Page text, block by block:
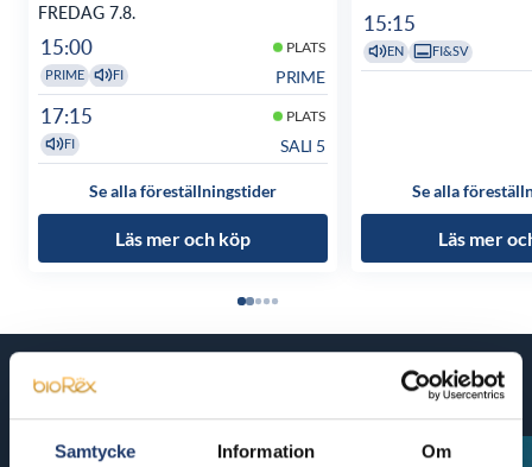
Samtycke Information Om
FREDAG 7.8.
15:00 PLATS
PRIME FI PRIME
17:15 PLATS
FI SALI 5
Se alla föreställningstider
Läs mer och köp
15:15
EN FI&SV
Se alla
Läs mer
Kommande filmer